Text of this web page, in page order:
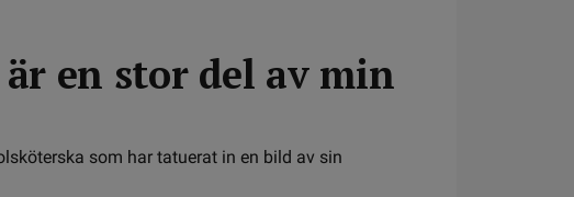
en stor del av min
som har tatuerat in en bild av sin